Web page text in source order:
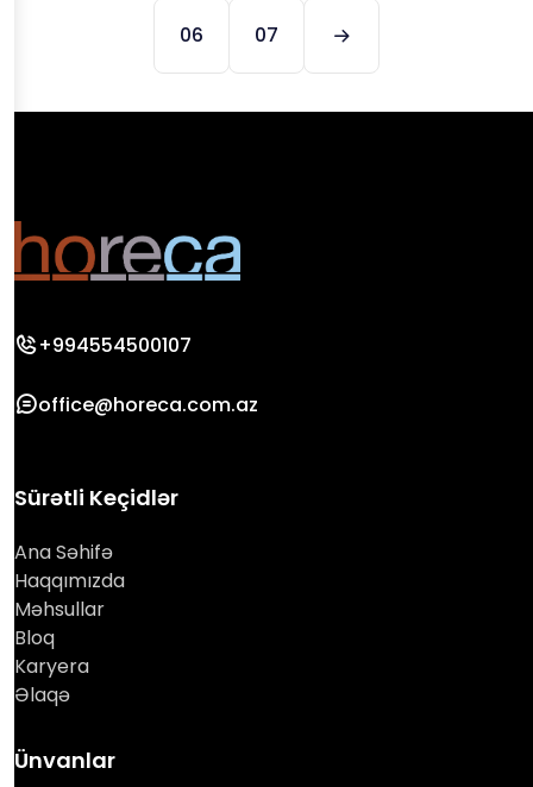
06 07
+994554500107
office@horeca.com.az
Sürətli Keçidlər
Ana Səhifə
Haqqımızda
Məhsullar
Bloq
Karyera
Əlaqə
Ünvanlar